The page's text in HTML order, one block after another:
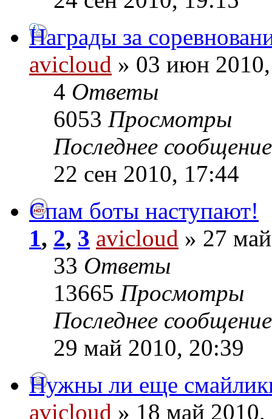
Награды за
avicloud » 03 июн
4 Ответы
6053 Просмотры
Последнее
22 сен 2010, 17:44
Спам боты наступают!
1, 2, 3 avicloud » 27
33 Ответы
13665 Просмотры
Последнее
29 май 2010, 20:39
Нужны ли еще
avicloud » 18 май 2010,